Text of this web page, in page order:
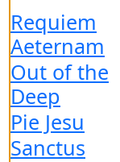
Requiem
Aeternam
Out of the
Deep
Pie Jesu
Sanctus